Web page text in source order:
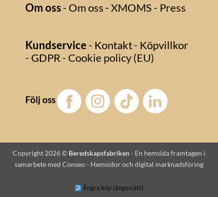
Om oss- Om oss- XMOMS - Press
Kundservice - Kontakt- Köpvillkor
- GDPR - Cookie policy (EU)
Följ oss
Copyright 2026 © Beredskapsfabriken- En hemsida framtagen i
samarbete med Conseo - Hemsidor och digital marknadsföring
Ångra köp (ångerrätt)